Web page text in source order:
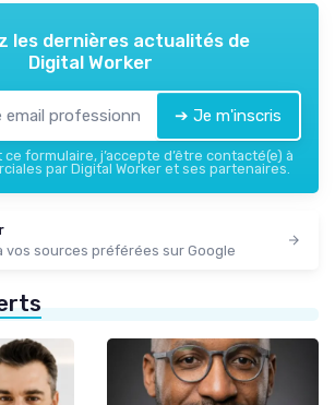
les dernières actualités de
Digital Worker
➔ Je m'inscris
formulaire, j’accepte d’être contacté(e) à
par Digital Worker et ses partenaires.
vos sources préférées sur Google